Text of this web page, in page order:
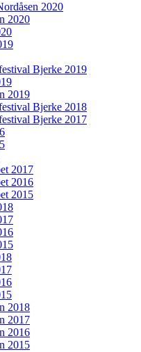
2020
2020
Bjerke 2019
2019
Bjerke 2018
Bjerke 2017
2017
2016
2015
2018
2017
2016
2015